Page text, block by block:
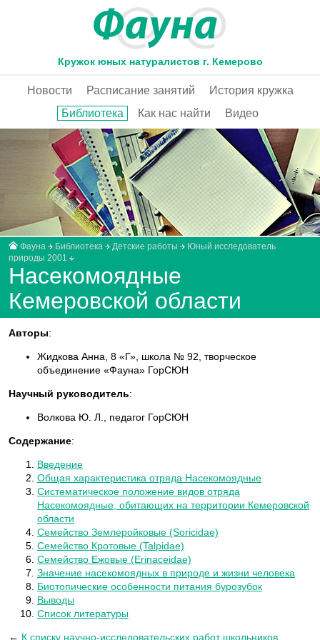
Кружок юных натуралистов г. Кемерово
Новости Расписание занятий
История кружка
Библиотека
Как нас найти Видео
Фауна Библиотека Детские работы
Юный исследователь
природы 2001
Насекомоядные
Кемеровской области
Авторы:
Жидкова Анна, 8 «Г», школа № 92, творческое
объединение «Фауна» ГорСЮН
Научный руководитель:
Волкова Ю. Л., педагог ГорСЮН
Содержание:
Введение
Общая характеристика отряда Насекомоядные
Систематическое положение видов отряда
Насекомоядные, обитающих на территории Кемеровской
области
Семейство Землеройковые (Soricidae)
Семейство Кротовые (Talpidae)
Семейство Ежовые (Erinaceidae)
Значение насекомоядных в природе и жизни человека
Биотопические особенности питания бурозубок
Выводы
Список литературы
← К списку научно-исследовательских работ школьников